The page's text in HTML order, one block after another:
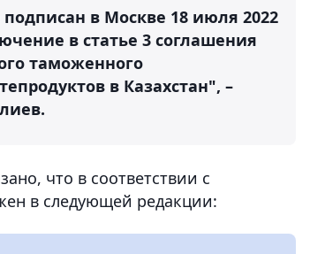
в Москве 18 июля 2022
в статье 3 соглашения
таможенного
в Казахстан", –
что в соответствии с
в следующей редакции: